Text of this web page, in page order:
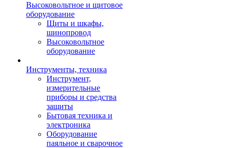
Высоковольтное и щитовое
оборудование
Щиты и шкафы,
шинопровод
Высоковольтное
оборудование
Инструменты, техника
Инструмент,
измерительные
приборы и средства
защиты
Бытовая техника и
электроника
Оборудование
паяльное и сварочное